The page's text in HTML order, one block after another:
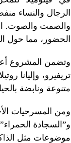
الرجال والنساء
الحضور، مما حول
وتضمن المشروع
تريفيرو، وإليانا
متنوعة ونابضة
ومن المسرحيات
و”السجادة
موضوعات مثل